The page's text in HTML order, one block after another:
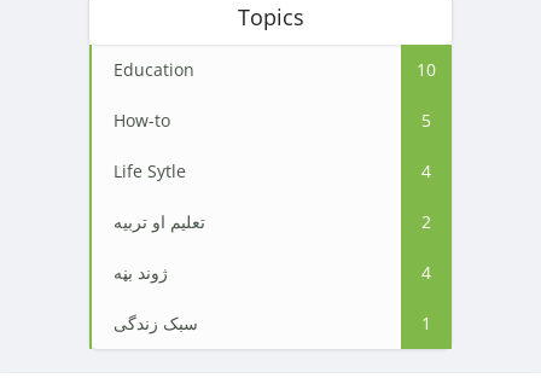
Topics
Education 10
How-to 5
Life Sytle 4
تعلیم او تربیه 2
ژوند بڼه 4
سبک زندگی 1